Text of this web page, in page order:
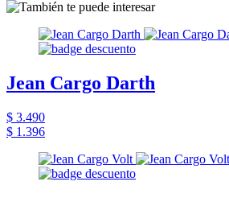
Jean Cargo Darth
$ 3.490
$ 1.396